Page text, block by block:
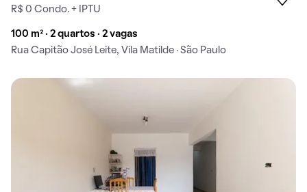
R$ 0 Condo. + IPTU
100 m² · 2 quartos · 2 vagas
Rua Capitão José Leite, Vila Matilde · São Paulo